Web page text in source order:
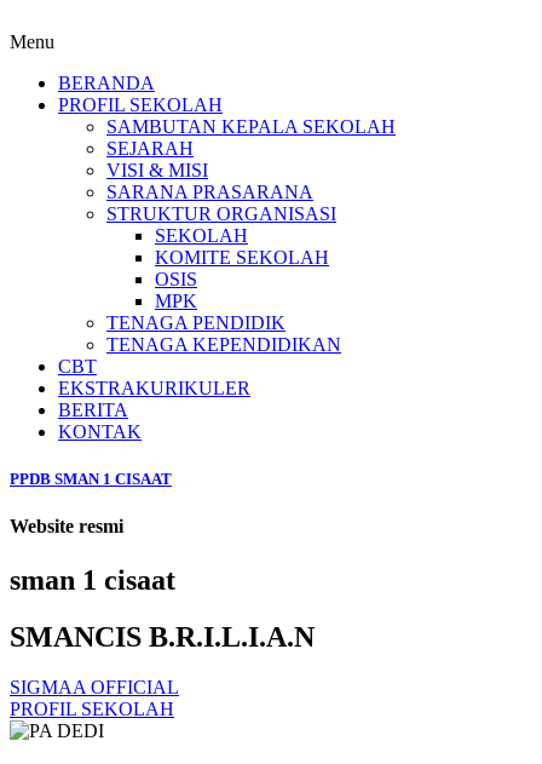
Menu
BERANDA
PROFIL SEKOLAH
SAMBUTAN KEPALA SEKOLAH
SEJARAH
VISI & MISI
SARANA PRASARANA
STRUKTUR ORGANISASI
SEKOLAH
KOMITE SEKOLAH
OSIS
MPK
TENAGA PENDIDIK
TENAGA KEPENDIDIKAN
CBT
EKSTRAKURIKULER
BERITA
KONTAK
PPDB SMAN 1 CISAAT
Website resmi
sman 1 cisaat
SMANCIS B.R.I.L.I.A.N
SIGMAA OFFICIAL
PROFIL SEKOLAH